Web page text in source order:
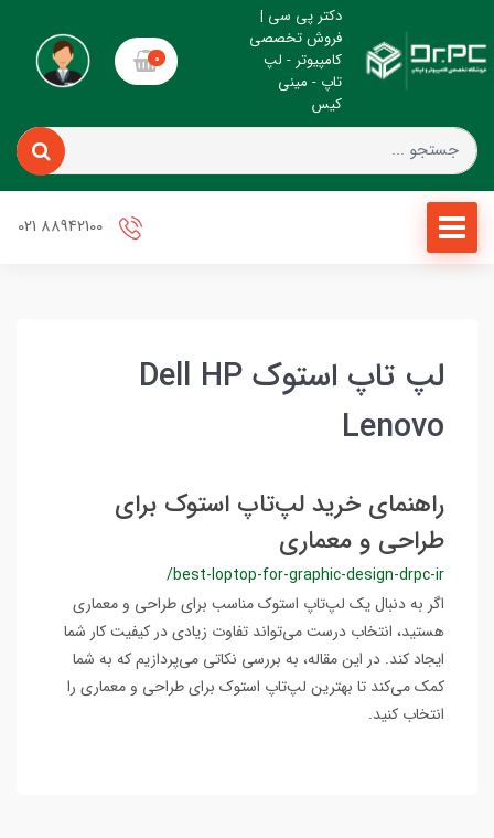
دکتر پی سی |
فروش تخصصی
کامپیوتر - لپ
تاپ - مینی
کیس
0
لپ تاپ استوک Dell HP
Lenovo
راهنمای خرید لپ‌تاپ استوک برای
طراحی و معماری
/best-loptop-for-graphic-design-drpc-ir
اگر به دنبال یک لپ‌تاپ استوک مناسب برای طراحی و معماری
هستید، انتخاب درست می‌تواند تفاوت زیادی در کیفیت کار شما
ایجاد کند. در این مقاله، به بررسی نکاتی می‌پردازیم که به شما
کمک می‌کند تا بهترین لپ‌تاپ استوک برای طراحی و معماری را
انتخاب کنید.